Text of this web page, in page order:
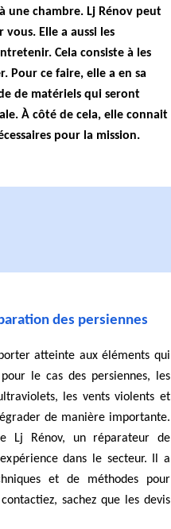
une chambre. Lj Rénov peut
vous. Elle a aussi les
Cela consiste à les
Pour ce faire, elle a en sa
de matériels qui seront
À côté de cela, elle connait
pour la mission.
des persiennes
atteinte aux éléments qui
le cas des persiennes, les
les vents violents et
de manière importante.
Lj Rénov, un réparateur de
dans le secteur. Il a
et de méthodes pour
sachez que les devis